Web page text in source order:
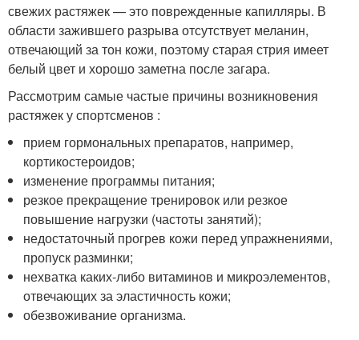
свежих растяжек — это поврежденные капилляры. В
области зажившего разрыва отсутствует меланин,
отвечающий за тон кожи, поэтому старая стрия имеет
белый цвет и хорошо заметна после загара.
Рассмотрим самые частые причины возникновения
растяжек у спортсменов :
прием гормональных препаратов, например,
кортикостероидов;
изменение программы питания;
резкое прекращение тренировок или резкое
повышение нагрузки (частоты занятий);
недостаточный прогрев кожи перед упражнениями,
пропуск разминки;
нехватка каких-либо витаминов и микроэлементов,
отвечающих за эластичность кожи;
обезвоживание организма.